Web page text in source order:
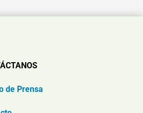
de Prensa